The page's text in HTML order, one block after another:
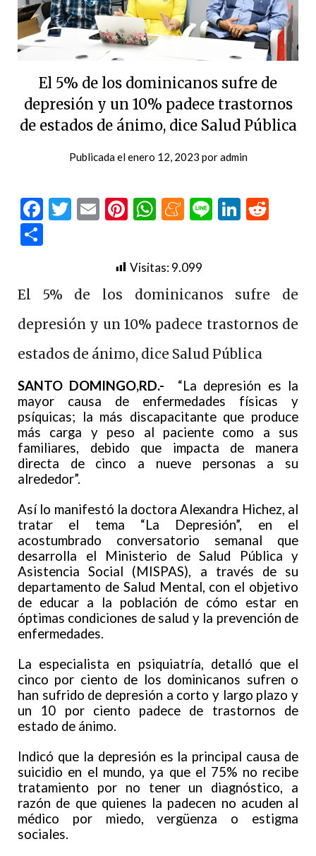
El 5% de los dominicanos sufre de
depresión y un 10% padece trastornos
de estados de ánimo, dice Salud Pública
Publicada elenero 12, 2023 poradmin
Facebook
Twitter
EmailPinterest
WhatsApp
Meneame
Line
Visitas:9.099
El 5% de los dominicanos sufre de
depresión y un 10% padece trastornos de
estados de ánimo, dice Salud Pública
SANTO DOMINGO,RD.-
“La depresión es la
mayor causa de enfermedades físicas y
psíquicas; la más discapacitante que produce
más carga y peso al paciente como a sus
familiares, debido que impacta de manera
directa de cinco a nueve personas a su
alrededor”.
Así lo manifestó la doctora Alexandra Hichez, al
tratar el tema “La Depresión”, en el
acostumbrado conversatorio semanal que
desarrolla el Ministerio de Salud Pública y
Asistencia Social (MISPAS), a través de su
departamento de Salud Mental, con el objetivo
de educar a la población de cómo estar en
óptimas condiciones de salud y la prevención de
enfermedades.
La especialista en psiquiatría, detalló que el
cinco por ciento de los dominicanos sufren o
han sufrido de depresión a corto y largo plazo y
un 10 por ciento padece de trastornos de
estado de ánimo.
Indicó que la depresión es la principal causa de
suicidio en el mundo, ya que el 75% no recibe
tratamiento por no tener un diagnóstico, a
razón de que quienes la padecen no acuden al
médico por miedo, vergüenza o estigma
sociales.